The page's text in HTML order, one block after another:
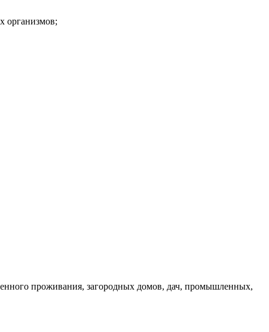
организмов;
проживания, загородных домов, дач, промышленных,